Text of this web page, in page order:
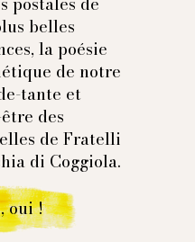
belles
la poésie
de notre
tante et
des
de Fratelli
di Coggiola.
oui !